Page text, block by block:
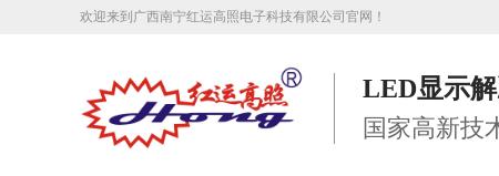
欢迎来到广西南宁红运高照电子科技有限公司官网！
LED显示
国家高新技